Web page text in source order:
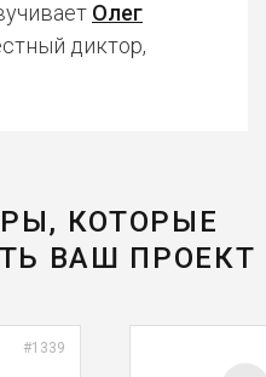
Олег
диктор,
КОТОРЫЕ
ВАШ ПРОЕКТ
#1339